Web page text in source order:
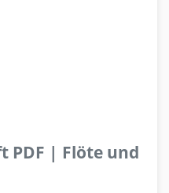
PDF | Flöte und